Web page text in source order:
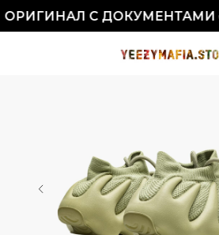
С ДОКУМЕНТАМИ ✅
СКИДКА 7777₽ПО ПРОМОКОДУ